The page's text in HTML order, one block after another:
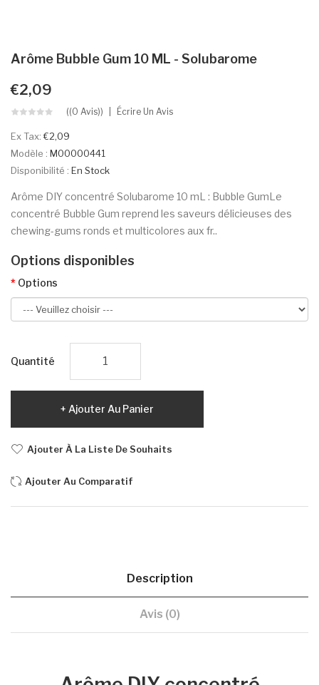
Arôme Bubble Gum 10 ML - Solubarome
€2,09
((0 Avis)) Écrire Un Avis
Ex Tax:€2,09
Modèle : M00000441
Disponibilité : En Stock
Arôme DIY concentré Solubarome 10 mL : Bubble GumLe
concentré Bubble Gum reprend les saveurs délicieuses des
chewing-gums ronds et multicolores aux fr..
Options disponibles
Options
Quantité
Ajouter Au Panier
Ajouter À La Liste De Souhaits
Ajouter Au Comparatif
Description
Avis (0)